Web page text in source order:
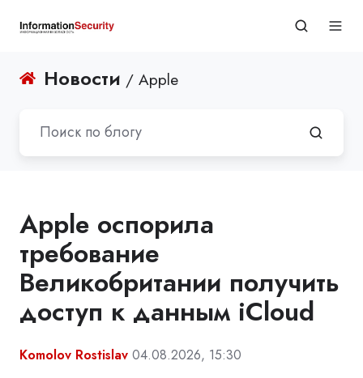
Новости / Apple
Apple оспорила
требование
Великобритании получить
доступ к данным iCloud
Komolov Rostislav 04.08.2026, 15:30